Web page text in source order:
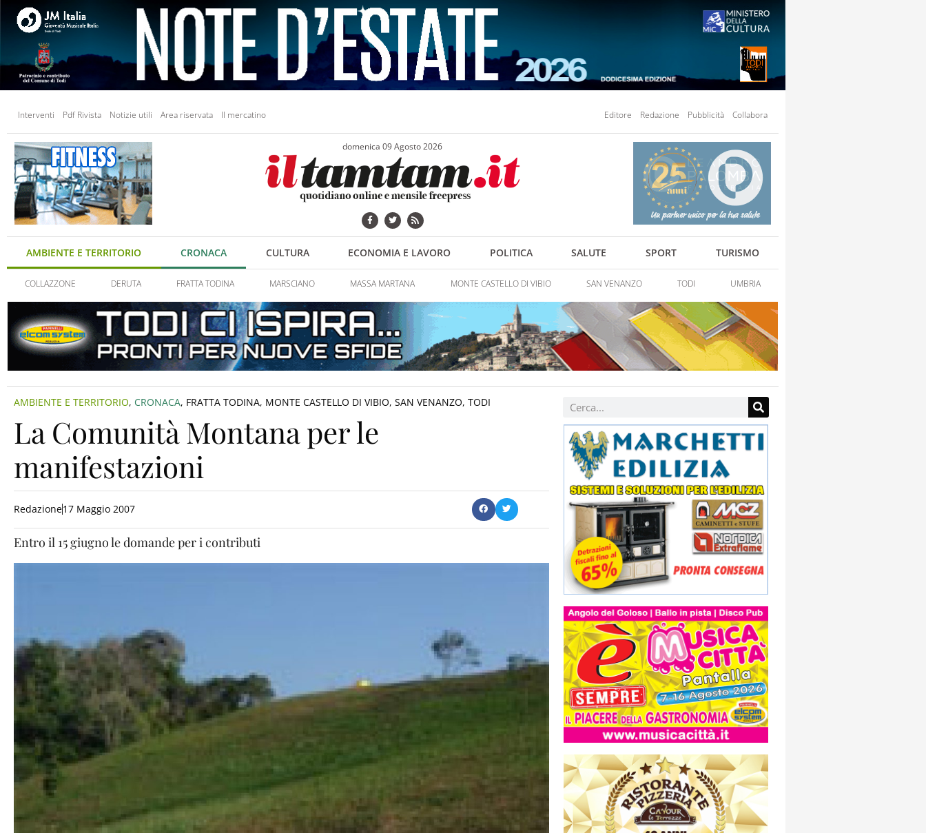
Interventi Pdf Rivista Notizie utili Area riservata Il mercatino Editore Redazione Pubblicità Collabora
domenica 09 Agosto 2026
AMBIENTE E TERRITORIO CRONACA CULTURA ECONOMIA E LAVORO POLITICA SALUTE SPORT TURISMO
COLLAZZONE DERUTA FRATTA TODINA MARSCIANO MASSA MARTANA MONTE CASTELLO DI VIBIO SAN VENANZO TODI UMBRIA
AMBIENTE E TERRITORIO, CRONACA, FRATTA TODINA, MONTE CASTELLO DI VIBIO, SAN VENANZO, TODI
La Comunità Montana per le
manifestazioni
Redazione17 Maggio 2007
Entro il 15 giugno le domande per i contributi